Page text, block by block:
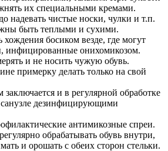
их специальными кремами.
надевать чистые носки, чулки и т.п.
быть теплыми и сухими.
хождения босиком везде, где могут
инфицированные онихомикозом.
и не носить чужую обувь.
примерку делать только на свой
заключается и в регулярной обработке
дезинфицирующими
антимикозные спреи.
обрабатывать обувь внутри,
и орошать с обеих сторон стельки.